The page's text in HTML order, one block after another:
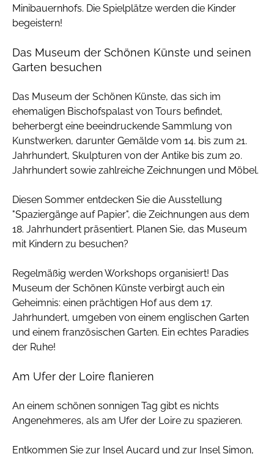
Minibauernhofs. Die Spielplätze werden die Kinder
begeistern!
Das Museum der Schönen Künste und seinen
Garten besuchen
Das Museum der Schönen Künste, das sich im
ehemaligen Bischofspalast von Tours befindet,
beherbergt eine beeindruckende Sammlung von
Kunstwerken, darunter Gemälde vom 14. bis zum 21.
Jahrhundert, Skulpturen von der Antike bis zum 20.
Jahrhundert sowie zahlreiche Zeichnungen und Möbel.
Diesen Sommer entdecken Sie die Ausstellung
"Spaziergänge auf Papier", die Zeichnungen aus dem
18. Jahrhundert präsentiert. Planen Sie, das Museum
mit Kindern zu besuchen?
Regelmäßig werden Workshops organisiert! Das
Museum der Schönen Künste verbirgt auch ein
Geheimnis: einen prächtigen Hof aus dem 17.
Jahrhundert, umgeben von einem englischen Garten
und einem französischen Garten. Ein echtes Paradies
der Ruhe!
Am Ufer der Loire flanieren
An einem schönen sonnigen Tag gibt es nichts
Angenehmeres, als am Ufer der Loire zu spazieren.
Entkommen Sie zur Insel Aucard und zur Insel Simon,